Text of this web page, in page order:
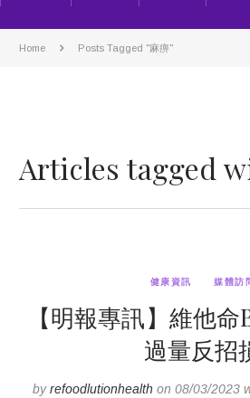
Home Posts Tagged "麻痹"
Articles tagged
健康資訊 媒體訪
【明報專訊】維他
過量反招
byrefoodlutionhealth on 08/03/2023